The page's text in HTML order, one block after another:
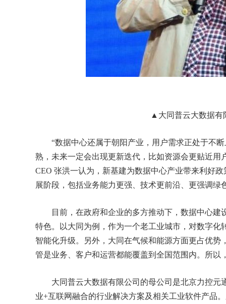
▲大同普云大数据有
“数据中心还属于朝阳产业，用户需求正处于不断
熟，未来一定会出现更新迭代，比如资源会更贴近用
CEO 张洪一认为，新基建为数据中心产业带来利好
展阶段，包括业务能力更强、技术更前沿、更强调绿
目前，在政府和企业的多方推动下，数据中心建
特色。以大同为例，作为一个老工业城市，对数字
智能化升级。另外，大同在气候和能源方面更占优
管是业务、客户和运营都能覆盖到全国范围内。所
大同普云大数据有限公司的母公司是北京力控元
业+互联网融合的行业解决方案及相关工业软件产品